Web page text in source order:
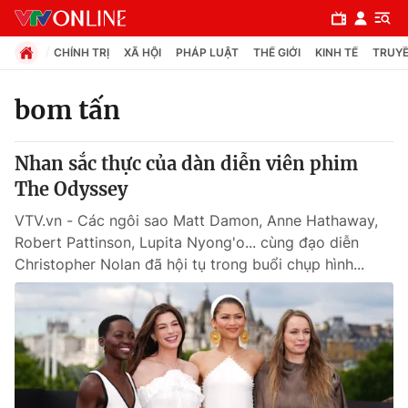
Chuyên mục
Chính trị
Xã hội
Pháp luật
Y tế
Thế giới
CHÍNH TRỊ XÃ HỘI PHÁP LUẬT THẾ GIỚI KINH TẾ
bom tấn
Nhan sắc thực của dàn diễn viên phim
The Odyssey
VTV.vn - Các ngôi sao Matt Damon, Anne Hathaway,
Robert Pattinson, Lupita Nyong'o... cùng đạo diễn
Christopher Nolan đã hội tụ trong buổi chụp hình...